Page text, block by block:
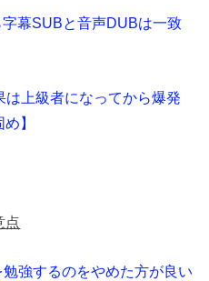
幕SUBと音声DUBは一致
上級者になってから爆発
】
点
強するのをやめた方が良い